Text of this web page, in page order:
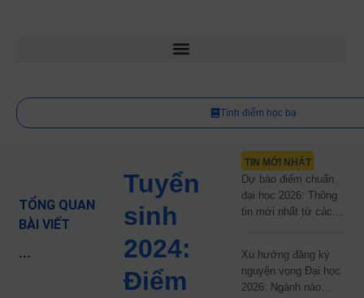
Tính điểm học bạ
TỔNG QUAN
BÀI VIẾT
...
Tuyển
sinh
2024:
Điểm
TIN MỚI NHẤT
Dự báo điểm chuẩn
đại học 2026: Thông
tin mới nhất từ các
Xu hướng đăng ký
nguyện vọng Đại học
2026: Ngành nào